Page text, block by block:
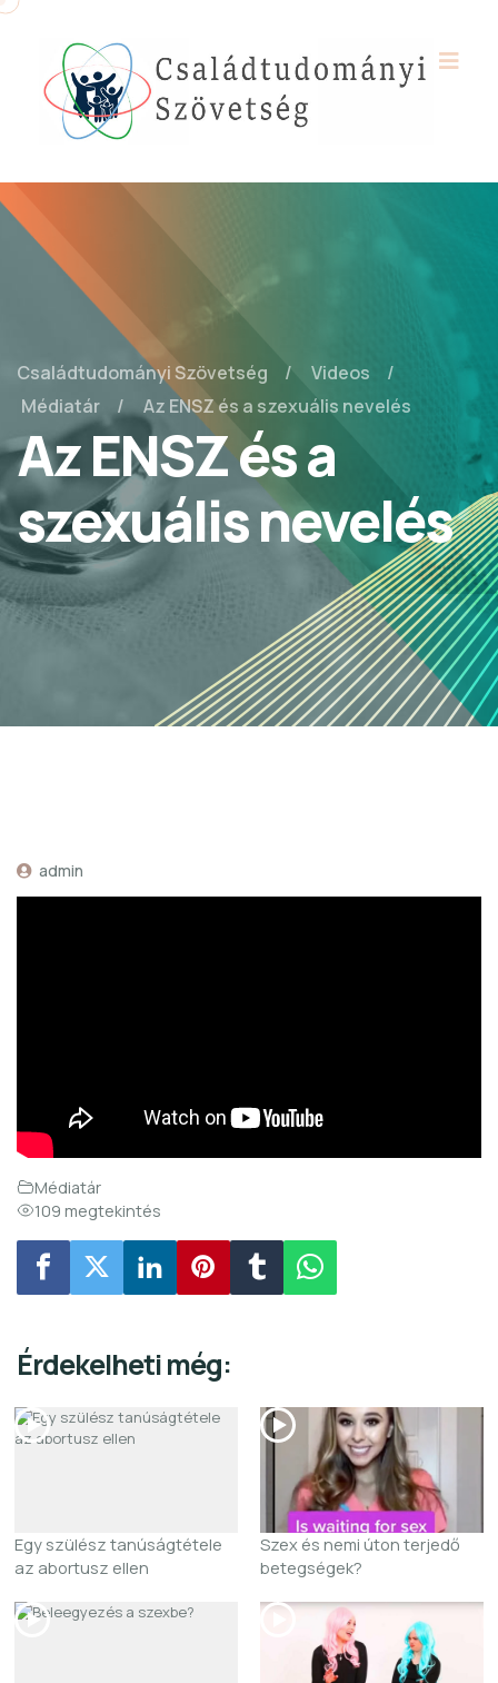
Családtudományi Szövetség
Videos
Médiatár
Az ENSZ és a szexuális nevelés
Az ENSZ és a
szexuális nevelés
admin
Médiatár
109 megtekintés
Érdekelheti még:
Egy szülész tanúságtétele
az abortusz ellen
Szex és nemi úton terjedő
betegségek?